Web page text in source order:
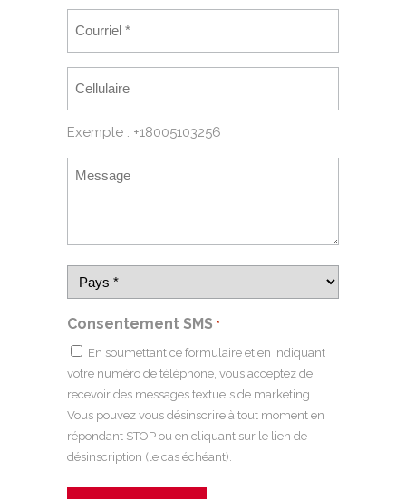
Exemple : +18005103256
Consentement SMS *
En soumettant ce formulaire et en indiquant
votre numéro de téléphone, vous acceptez de
recevoir des messages textuels de marketing.
Vous pouvez vous désinscrire à tout moment en
répondant STOP ou en cliquant sur le lien de
désinscription (le cas échéant).